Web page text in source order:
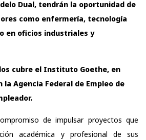
Dual, tendrán la oportunidad de
como enfermería, tecnología
en oficios industriales y
cubre el Instituto Goethe, en
la Agencia Federal de Empleo de
de impulsar proyectos que
académica y profesional de sus